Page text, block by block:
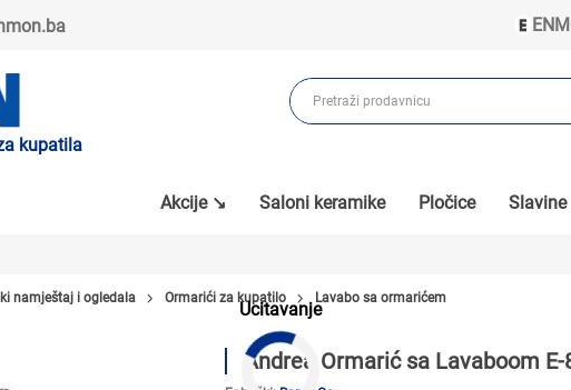
kupatila
Akcije ↘ Saloni keramike Pločice Slavine
Ucitavanje
namještaj i ogledala Ormarići za kupatilo Lavabo sa ormarićem
Andrea Ormarić sa Lavaboom